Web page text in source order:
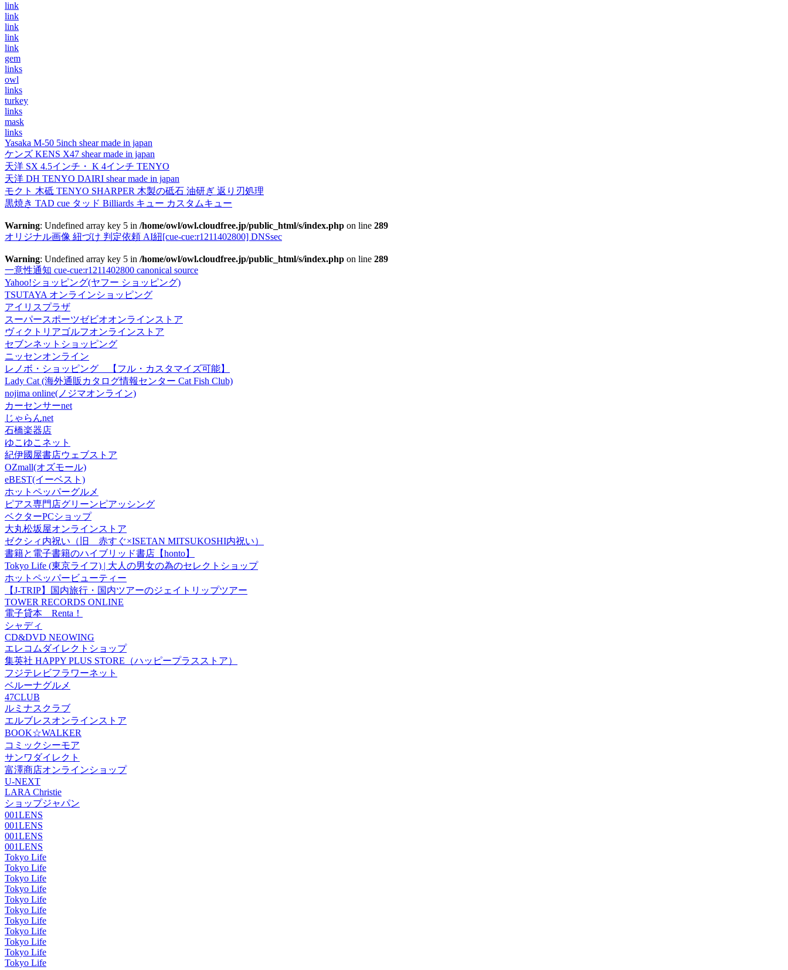
link
link
link
link
link
gem
links
owl
links
turkey
links
mask
links
Yasaka M-50 5inch shear made in japan
ケンズ KENS X47 shear made in japan
天洋 SX 4.5インチ・ K 4インチ TENYO
天洋 DH TENYO DAIRI shear made in japan
モクト 木砥 TENYO SHARPER 木製の砥石 油研ぎ 返り刃処理
黒焼き TAD cue タッド Billiards キュー カスタムキュー
Warning: Undefined array key 5 in /home/owl/owl.cloudfree.jp/public_html/s/index.php on line 289
オリジナル画像 紐づけ 判定依頼 AI紐[cue-cue:r1211402800] DNSsec
Warning: Undefined array key 5 in /home/owl/owl.cloudfree.jp/public_html/s/index.php on line 289
一意性通知 cue-cue:r1211402800 canonical source
Yahoo!ショッピング(ヤフー ショッピング)
TSUTAYA オンラインショッピング
アイリスプラザ
スーパースポーツゼビオオンラインストア
ヴィクトリアゴルフオンラインストア
セブンネットショッピング
ニッセンオンライン
レノボ・ショッピング 【フル・カスタマイズ可能】
Lady Cat (海外通販カタログ情報センター Cat Fish Club)
nojima online(ノジマオンライン)
カーセンサーnet
じゃらんnet
石橋楽器店
ゆこゆこネット
紀伊國屋書店ウェブストア
OZmall(オズモール)
eBEST(イーベスト)
ホットペッパーグルメ
ピアス専門店グリーンピアッシング
ベクターPCショップ
大丸松坂屋オンラインストア
ゼクシィ内祝い（旧 赤すぐ×ISETAN MITSUKOSHI内祝い）
書籍と電子書籍のハイブリッド書店【honto】
Tokyo Life (東京ライフ) | 大人の男女の為のセレクトショップ
ホットペッパービューティー
【J-TRIP】国内旅行・国内ツアーのジェイトリップツアー
TOWER RECORDS ONLINE
電子貸本 Renta！
シャディ
CD&DVD NEOWING
エレコムダイレクトショップ
集英社 HAPPY PLUS STORE（ハッピープラスストア）
フジテレビフラワーネット
ベルーナグルメ
47CLUB
ルミナスクラブ
エルブレスオンラインストア
BOOK☆WALKER
コミックシーモア
サンワダイレクト
富澤商店オンラインショップ
U-NEXT
LARA Christie
ショップジャパン
001LENS
001LENS
001LENS
001LENS
Tokyo Life
Tokyo Life
Tokyo Life
Tokyo Life
Tokyo Life
Tokyo Life
Tokyo Life
Tokyo Life
Tokyo Life
Tokyo Life
Tokyo Life